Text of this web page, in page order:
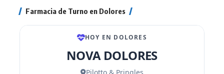
Farmacia de Turno en Dolores